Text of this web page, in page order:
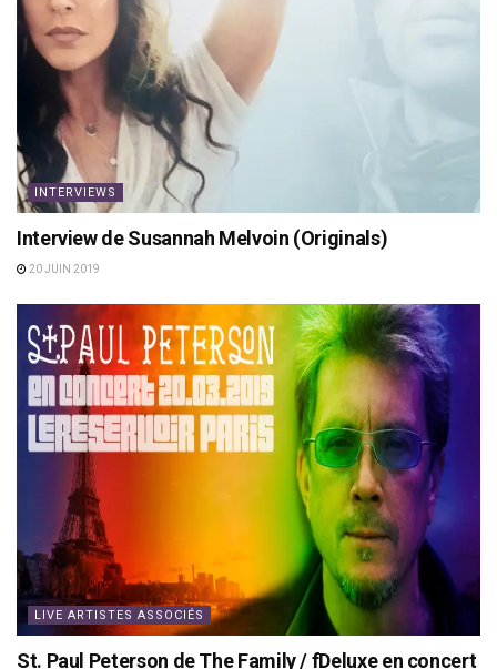
INTERVIEWS
Interview de Susannah Melvoin (Originals)
20 JUIN 2019
LIVE ARTISTES ASSOCIÉS
St. Paul Peterson de The Family / fDeluxe en concert